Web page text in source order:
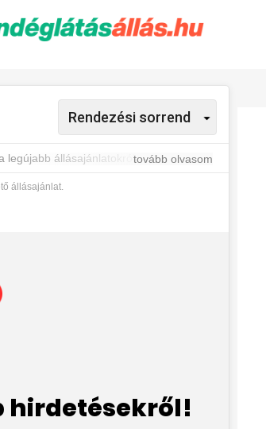
legújabb állásajánlatokról.tovább olvasom
állásajánlat.
hirdetésekről!